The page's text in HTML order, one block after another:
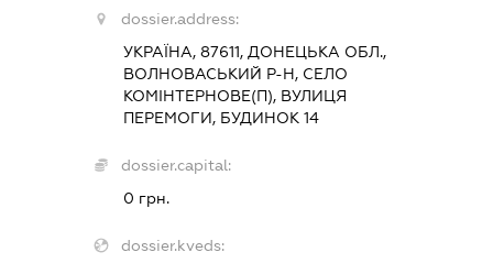
dossier.address:
УКРАЇНА, 87611, ДОНЕЦЬКА ОБЛ.,
ВОЛНОВАСЬКИЙ Р-Н, СЕЛО
КОМІНТЕРНОВЕ(П), ВУЛИЦЯ
ПЕРЕМОГИ, БУДИНОК 14
dossier.capital:
0 грн.
dossier.kveds: